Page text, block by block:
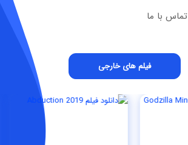
تماس با ما
فیلم های خارجی